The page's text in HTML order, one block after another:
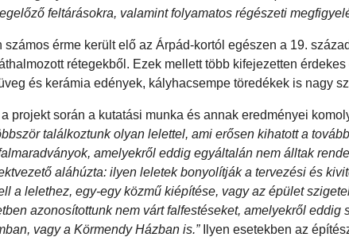
feltárásokra, valamint folyamatos régészeti
számos érme került elő az Árpád-kortól egészen a 19.
rétegekből. Ezek mellett több kifejezetten
és kerámia edények, kályhacsempe töredékek is nagy
projekt során a kutatási munka és annak eredményei
találkoztunk olyan lelettel, ami erősen kihatott a
amelyekről eddig egyáltalán nem álltak
aláhúzta: ilyen leletek bonyolítják a tervezési és
a lelethez, egy-egy közmű kiépítése, vagy az épület
azonosítottunk nem várt falfestéseket, amelyekről eddig
vagy a Körmendy Házban is.”Ilyen esetekben az